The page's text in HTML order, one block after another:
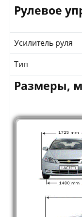
Рулевое
Усилитель руля
Тип
Размеры,